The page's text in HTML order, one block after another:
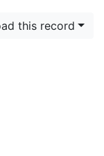
this record